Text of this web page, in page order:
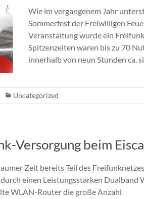
Wie im vergangenem Jahr
Sommerfest der Freiwilligen
Veranstaltung wurde ein
Spitzenzeiten waren bis zu 70
innerhalb von neun Stunden ca.
Uncategorized
Versorgung beim
Zeit bereits Teil des
einen Leistungsstarken Dualband
WLAN-Router die große Anzahl